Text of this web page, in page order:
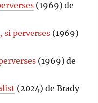
(1969) de
si perverses (1969)
(1969) de
(2024) de Brady